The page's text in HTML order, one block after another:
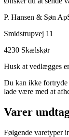
P. Hansen & Søn
Smidstrupvej 11
4230 Skælskør
Husk at vedlægges
Du kan ikke fortryde
lade være med at
Varer
Følgende varetyper